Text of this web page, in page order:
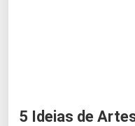
5 Ideias de